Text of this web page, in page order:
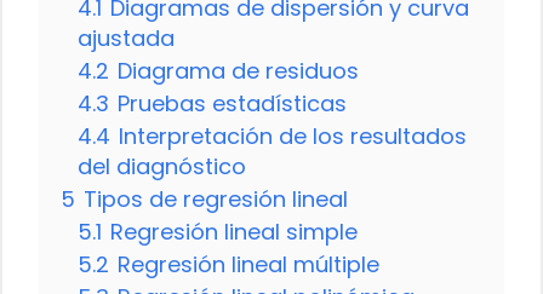
4.1 Diagramas de dispersión y curva
ajustada
4.2 Diagrama de residuos
4.3 Pruebas estadísticas
4.4 Interpretación de los resultados
del diagnóstico
5 Tipos de regresión lineal
5.1 Regresión lineal simple
5.2 Regresión lineal múltiple